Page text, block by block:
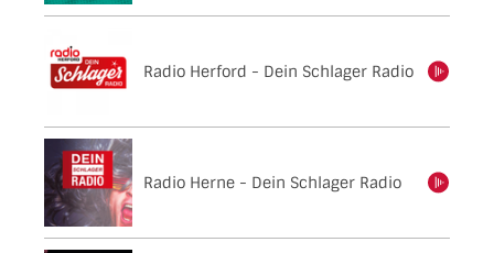
Radio Herford - Dein Schlager Radio
einschalten
Radio Herne - Dein Schlager Radio
einschalten